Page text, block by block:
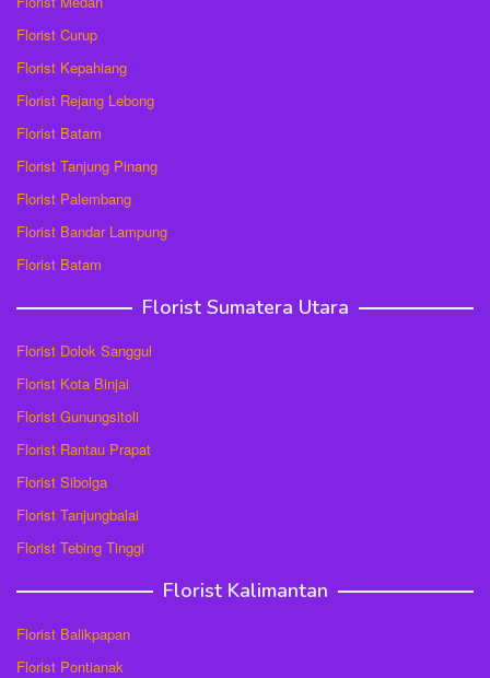
Florist Curup
Florist Kepahiang
Florist Rejang Lebong
Florist Batam
Florist Tanjung Pinang
Florist Palembang
Florist Bandar Lampung
Florist Batam
Florist Sumatera Utara
Florist Dolok Sanggul
Florist Kota Binjai
Florist Gunungsitoli
Florist Rantau Prapat
Florist Sibolga
Florist Tanjungbalai
Florist Tebing Tinggi
Florist Kalimantan
Florist Balikpapan
Florist Pontianak